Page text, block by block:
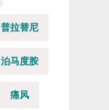
普拉替尼
泊马度胺
痛风